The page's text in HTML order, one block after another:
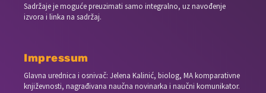
Sadržaje je moguće preuzimati samo integralno, uz navođenje
izvora i linka na sadržaj.
Impressum
Glavna urednica i osnivač: Jelena Kalinić, biolog, MA komparativne
književnosti, nagrađivana naučna novinarka i naučni komunikator.